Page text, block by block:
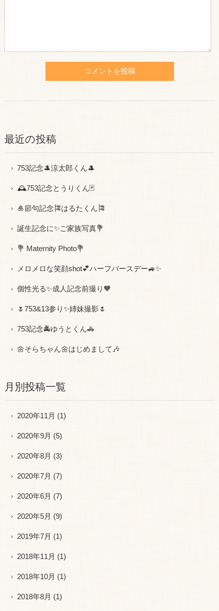
最近の投稿
753記念🎩涼太郎くん🎩
🕰753記念とうりくん🃏
🎍節句記念🎏はるたくん🎏
誕生記念に✨ご家族写真💐
💐 Maternity Photo💐
メロメロな笑顔shot💕ハーフバースデー🚙✨
個性光る✨成人記念前撮り🧡
🌷753&13参り✨姉妹撮影🌷
753記念🚔ゆうとくん🚓
🌼そらちゃん🌼はじめまして🎶
月別投稿一覧
2020年11月 (1)
2020年9月 (5)
2020年8月 (3)
2020年7月 (7)
2020年6月 (7)
2020年5月 (9)
2019年7月 (1)
2018年11月 (1)
2018年10月 (1)
2018年8月 (1)